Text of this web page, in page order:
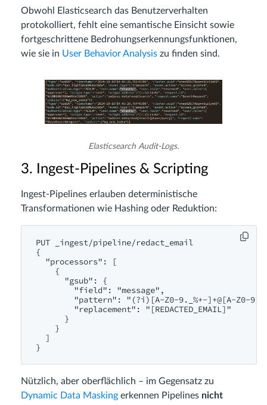
Obwohl Elasticsearch das Benutzerverhalten
protokolliert, fehlt eine semantische Einsicht sowie
fortgeschrittene Bedrohungserkennungsfunktionen,
wie sie in User Behavior Analysis zu finden sind.
Elasticsearch Audit-Logs.
3. Ingest-Pipelines & Scripting
Ingest-Pipelines erlauben deterministische
Transformationen wie Hashing oder Reduktion:
PUT _ingest/pipeline/redact_email
{
  "processors": [
    {
      "gsub": {
        "field": "message",
"pattern": "(?i)[A-Z0-9._%+-]+@[A-Z0-9.-
        "replacement": "[REDACTED_EMAIL]"
      }
    }
  ]
Nützlich, aber oberflächlich – im Gegensatz zu
Dynamic Data Masking erkennen Pipelines nicht